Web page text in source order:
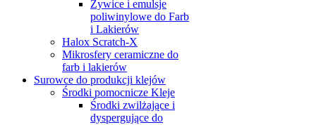
Żywice i emulsje
poliwinylowe do Farb
i Lakierów
Halox Scratch-X
Mikrosfery ceramiczne do
farb i lakierów
Surowce do produkcji klejów
Środki pomocnicze Kleje
Środki zwilżające i
dyspergujące do